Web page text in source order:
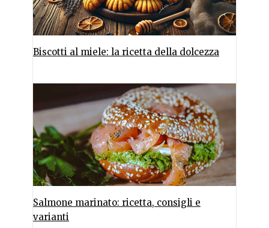
Biscotti al miele: la ricetta della dolcezza
Salmone marinato: ricetta, consigli e
varianti